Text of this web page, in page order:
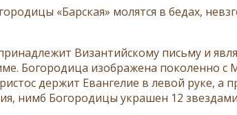
«Барская» молятся в бедах,
Византийскому письму и
Богородица изображена поколенно с
держит Евангелие в левой руке,
нимб Богородицы украшен 12